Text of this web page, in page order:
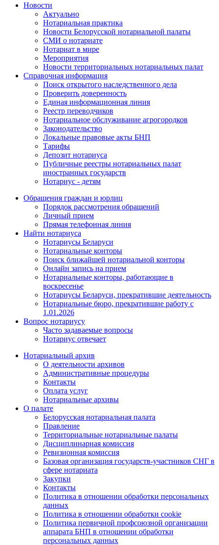
Новости
Актуально
Нотариальная практика
Новости Белорусской нотариальной палаты
СМИ о нотариате
Нотариат в мире
Мероприятия
Новости территориальных нотариальных палат
Справочная информация
Поиск открытого наследственного дела
Проверить доверенность
Единая информационная линия
Реестр переводчиков
Нотариальное обслуживание агрогородков
Законодательство
Локальные правовые акты БНП
Тарифы
Депозит нотариуса
Публичные реестры нотариальных палат
иностранных государств
Нотариус - детям
Обращения граждан и юрлиц
Порядок рассмотрения обращений
Личный прием
Прямая телефонная линия
Найти нотариуса
Нотариусы Беларуси
Нотариальные конторы
Поиск ближайшей нотариальной конторы
Онлайн запись на прием
Нотариальные конторы, работающие в
воскресенье
Нотариусы Беларуси, прекратившие деятельность
Нотариальные бюро, прекратившие работу с
1.01.2026
Вопрос нотариусу
Часто задаваемые вопросы
Нотариус отвечает
Нотариальный архив
О деятельности архивов
Административные процедуры
Контакты
Оплата услуг
Нотариальные архивы
О палате
Белорусская нотариальная палата
Правление
Территориальные нотариальные палаты
Дисциплинарная комиссия
Ревизионная комиссия
Базовая организация государств-участников СНГ в
сфере нотариата
Закупки
Контакты
Политика в отношении обработки персональных
данных
Политика в отношении обработки cookie
Политика первичной профсоюзной организации
аппарата БНП в отношении обработки
персональных данных